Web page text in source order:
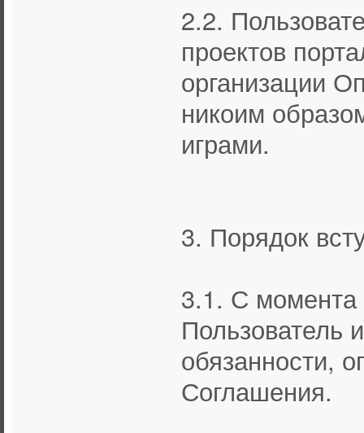
2.2.
проектов
организации
никоим
играми.
3. Порядок
3.1. С момента
Пользователь
обязанности,
Соглашения.